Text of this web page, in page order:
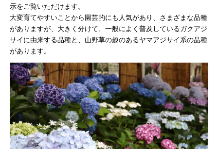
示をご覧いただけます。
大変育てやすいことから園芸的にも人気があり、さまざまな品種
がありますが、大きく分けて、一般によく普及しているガクアジ
サイに由来する品種と、山野草の趣のあるヤマアジサイ系の品種
があります。